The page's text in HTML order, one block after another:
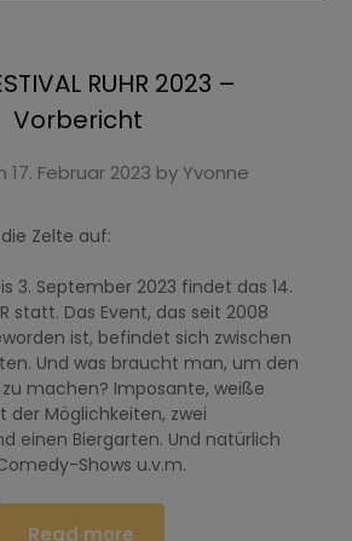
RUHR 2023 –
Vorbericht
17. Februar 2023 byYvonne
Zelte auf:
3. September 2023 findet das 14.
statt. Das Event, das seit 2008
ist, befindet sich zwischen
Und was braucht man, um den
machen? Imposante, weiße
der Möglichkeiten, zwei
einen Biergarten. Und natürlich
Shows u.v.m.
Read more